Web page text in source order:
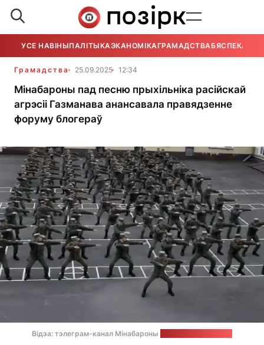
УСЕ НАВІНЫПАЛІТЫКАЭКАНОМІКАГРАМАДСТВАБЯСПЕКА
Грамадства 25.09.2025 12:34
Мінабароны пад песню прыхільніка расійскай
агрэсіі Газманава анансавала правядзенне
форуму блогераў
Відэа: тэлеграм-канал Мінабароны